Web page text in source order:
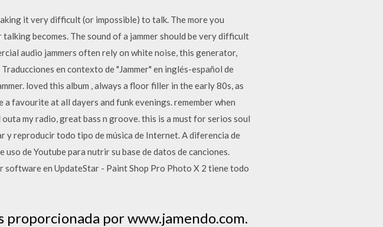
it very difficult (or impossible) to talk. The more you
becomes. The sound of a jammer should be very difficult
audio jammers often rely on white noise, this generator,
en contexto de "Jammer" en inglés-español de
loved this album , always a floor filler in the early 80s, as
favourite at all dayers and funk evenings. remember when
my radio, great bass n groove. this is a must for serios soul
y reproducir todo tipo de música de Internet. A diferencia de
de Youtube para nutrir su base de datos de canciones.
en UpdateStar - Paint Shop Pro Photo X 2 tiene todo
proporcionada por www.jamendo.com.